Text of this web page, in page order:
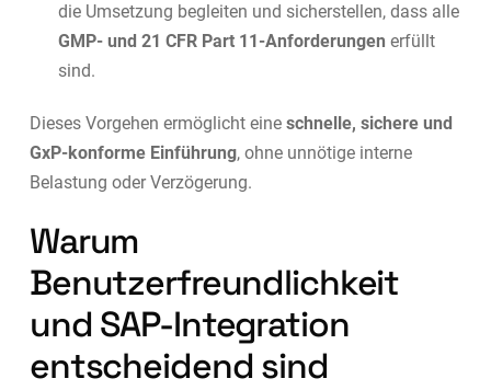
die Umsetzung begleiten und sicherstellen, dass alle
GMP- und 21 CFR Part 11-Anforderungen erfüllt
sind.
Dieses Vorgehen ermöglicht eine schnelle, sichere und
GxP-konforme Einführung, ohne unnötige interne
Belastung oder Verzögerung.
Warum
Benutzerfreundlichkeit
und SAP-Integration
entscheidend sind